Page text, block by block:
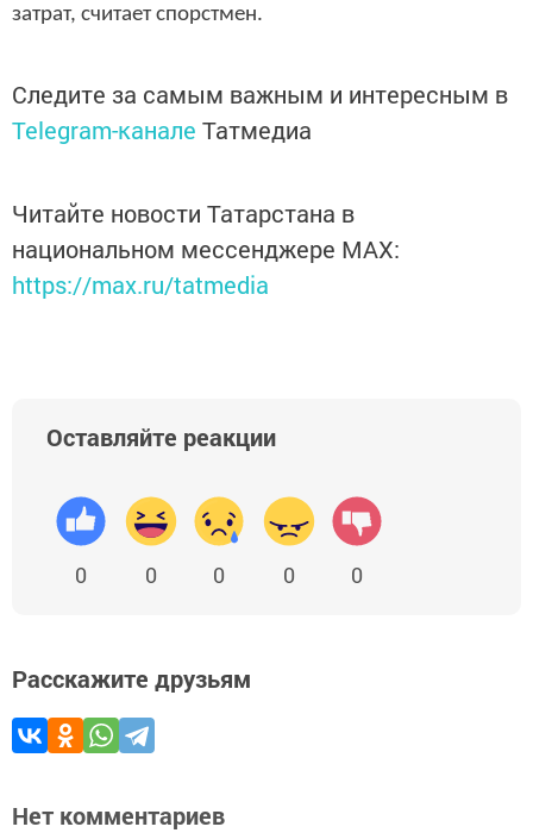
затрат, считает спорстмен.
Следите за самым важным и интересным в
Telegram-канале Татмедиа
Читайте новости Татарстана в
национальном мессенджере MАХ:
https://max.ru/tatmedia
Оставляйте реакции
0 0 0 0 0
Расскажите друзьям
Нет комментариев